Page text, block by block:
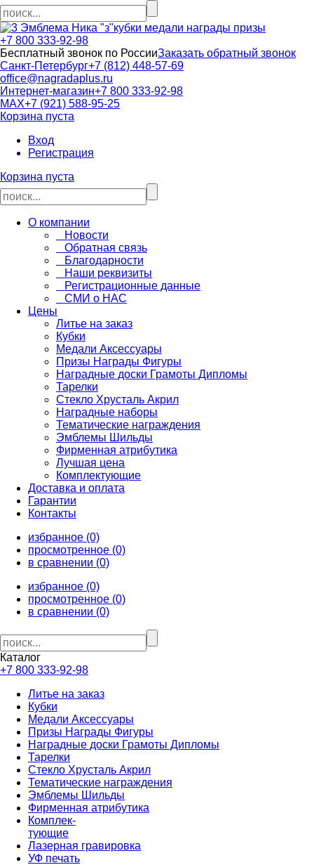
кубки медали награды призы
+7 800 333-92-98
Бесплатный звонок по РоссииЗаказать обратный звонок
Санкт-Петербург+7 (812) 448-57-69
office@nagradaplus.ru
Интернет-магазин+7 800 333-92-98
MAX+7 (921) 588-95-25
Корзина пуста
Вход
Регистрация
Корзина пуста
О компании
Новости
Обратная связь
Благодарности
Наши реквизиты
Регистрационные данные
СМИ о НАС
Цены
Литье на заказ
Кубки
Медали Аксессуары
Призы Награды Фигуры
Наградные доски Грамоты Дипломы
Тарелки
Стекло Хрусталь Акрил
Наградные наборы
Тематические награждения
Эмблемы Шильды
Фирменная атрибутика
Лучшая цена
Комплектующие
Доставка и оплата
Гарантии
Контакты
избранное (0)
просмотренное (0)
в сравнении (0)
избранное (0)
просмотренное (0)
в сравнении (0)
Каталог
+7 800 333-92-98
Литье на заказ
Кубки
Медали Аксессуары
Призы Награды Фигуры
Наградные доски Грамоты Дипломы
Тарелки
Стекло Хрусталь Акрил
Тематические награждения
Эмблемы Шильды
Фирменная атрибутика
Комплек-
тующие
Лазерная гравировка
УФ печать